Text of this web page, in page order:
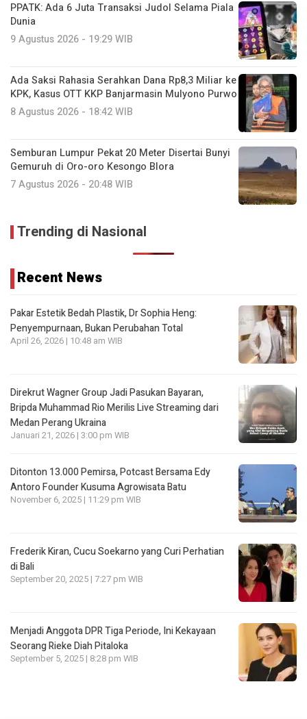
PPATK: Ada 6 Juta Transaksi Judol Selama Piala
Dunia
9 Agustus 2026 - 19:29 WIB
Ada Saksi Rahasia Serahkan Dana Rp8,3 Miliar ke
KPK, Kasus OTT KKP Banjarmasin Mulyono Purwo
8 Agustus 2026 - 18:42 WIB
Semburan Lumpur Pekat 20 Meter Disertai Bunyi
Gemuruh di Oro-oro Kesongo Blora
7 Agustus 2026 - 20:48 WIB
Trending di Nasional
Recent News
Pakar Estetik Bedah Plastik, Dr Sophia Heng:
Penyempurnaan, Bukan Perubahan Total
April 26, 2026 | 10:48 am WIB
Direkrut Wagner Group Jadi Pasukan Bayaran,
Bripda Muhammad Rio Merilis Live Streaming dari
Medan Perang Ukraina
Januari 21, 2026 | 3:00 pm WIB
Ditonton 13.000 Pemirsa, Potcast Bersama Edy
Antoro Founder Kusuma Agrowisata Batu
November 6, 2025 | 11:29 pm WIB
Frederik Kiran, Cucu Soekarno yang Curi Perhatian
di Bali
September 20, 2025 | 7:27 pm WIB
Menjadi Anggota DPR Tiga Periode, Ini Kekayaan
Seorang Rieke Diah Pitaloka
September 5, 2025 | 8:28 pm WIB